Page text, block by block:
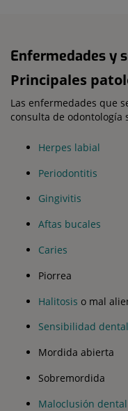
Enfermedades y
Principales
Las enfermedades que
consulta de odontología
Herpes labial
Periodontitis
Gingivitis
Aftas bucales
Caries
Piorrea
Halitosis o mal
Sensibilidad dental
Mordida abierta
Sobremordida
Maloclusión dental